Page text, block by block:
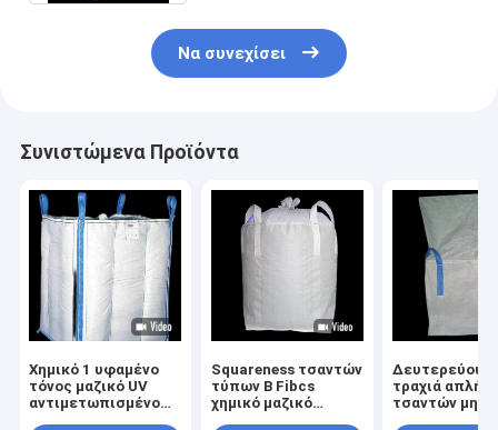
Να συνεχίσει
Συνιστώμενα Προϊόντα
Χημικό 1 υφαμένο
τόνος μαζικό UV
αντιμετωπισμένο
Squareness τσαντών
τύπων Β Fibcs
χημικό μαζικό
τραχιά απλή
τσαντών